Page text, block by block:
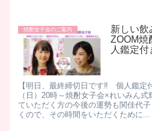
焼酎女子会のご案内
新しい
ZOOM
人鑑定付
【明日、最終締切日です‼ 個人鑑定
（日）20時～焼酎女子会×れいみん
ていただく方の今後の運勢も関佳代
くので、その時間をいただくために...